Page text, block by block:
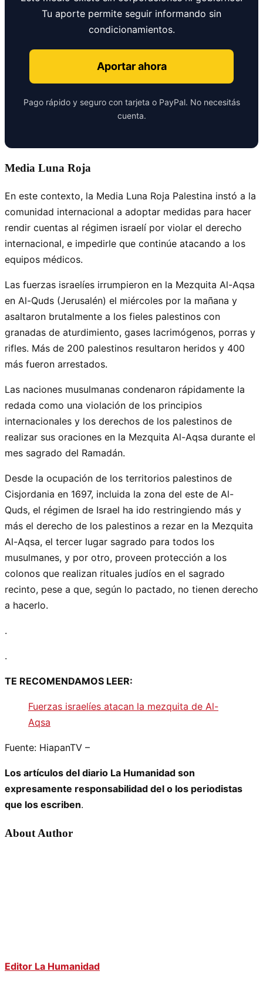
Tu aporte permite seguir informando sin
condicionamientos.
Aportar ahora
Pago rápido y seguro con tarjeta o PayPal. No necesitás
cuenta.
Media Luna Roja
En este contexto, la Media Luna Roja Palestina instó a la
comunidad internacional a adoptar medidas para hacer
rendir cuentas al régimen israelí por violar el derecho
internacional, e impedirle que continúe atacando a los
equipos médicos.
Las fuerzas israelíes irrumpieron en la Mezquita Al-Aqsa
en Al-Quds (Jerusalén) el miércoles por la mañana y
asaltaron brutalmente a los fieles palestinos con
granadas de aturdimiento, gases lacrimógenos, porras y
rifles. Más de 200 palestinos resultaron heridos y 400
más fueron arrestados.
Las naciones musulmanas condenaron rápidamente la
redada como una violación de los principios
internacionales y los derechos de los palestinos de
realizar sus oraciones en la Mezquita Al-Aqsa durante el
mes sagrado del Ramadán.
Desde la ocupación de los territorios palestinos de
Cisjordania en 1697, incluida la zona del este de Al-
Quds, el régimen de Israel ha ido restringiendo más y
más el derecho de los palestinos a rezar en la Mezquita
Al-Aqsa, el tercer lugar sagrado para todos los
musulmanes, y por otro, proveen protección a los
colonos que realizan rituales judíos en el sagrado
recinto, pese a que, según lo pactado, no tienen derecho
a hacerlo.
.
.
TE RECOMENDAMOS LEER:
Fuerzas israelíes atacan la mezquita de Al-
Aqsa
Fuente: HiapanTV –
Los artículos del diario La Humanidad son
expresamente responsabilidad del o los periodistas
que los escriben.
About Author
Editor La Humanidad